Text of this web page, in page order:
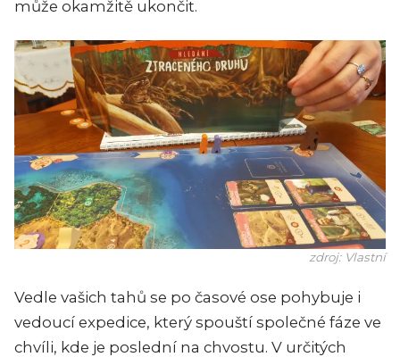
může okamžitě ukončit.
zdroj: Vlastní
Vedle vašich tahů se po časové ose pohybuje i
vedoucí expedice, který spouští společné fáze ve
chvíli, kde je poslední na chvostu. V určitých